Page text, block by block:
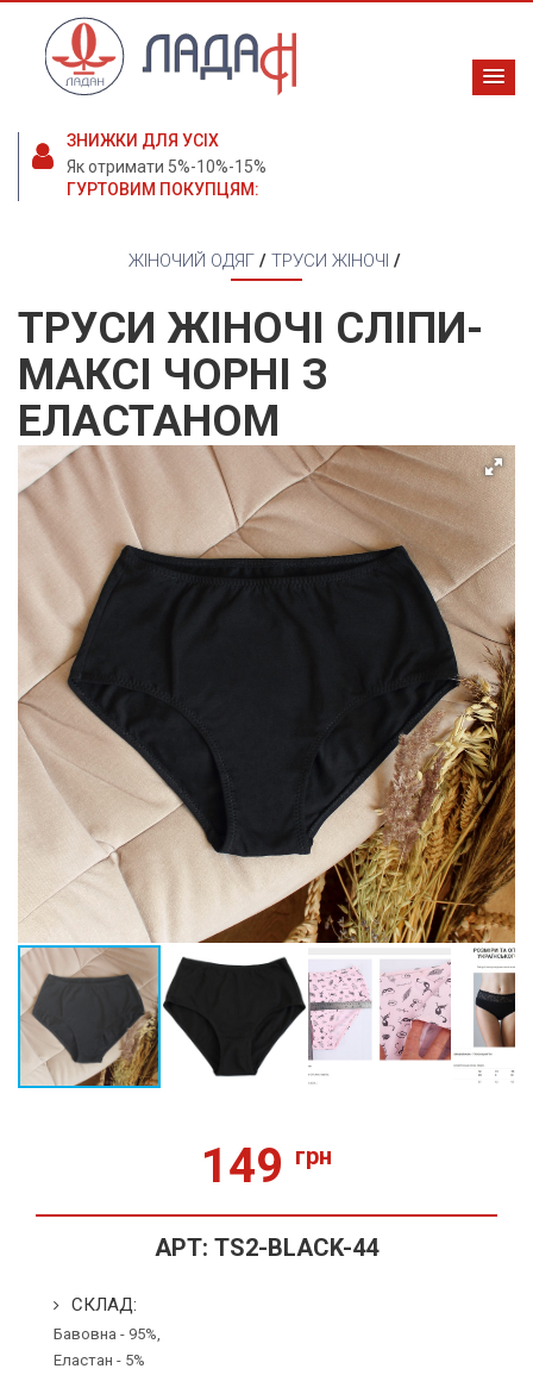
ЗНИЖКИ ДЛЯ УСІХ
Як отримати 5%-10%-15%
ГУРТОВИМ ПОКУПЦЯМ:
ЖІНОЧИЙ ОДЯГ/ ТРУСИ ЖІНОЧІ /
ТРУСИ ЖІНОЧІ СЛІПИ-
МАКСІ ЧОРНІ З
ЕЛАСТАНОМ
149 грн
АРТ: TS2-BLACK-44
СКЛАД:
Бавовна - 95%,
Еластан - 5%